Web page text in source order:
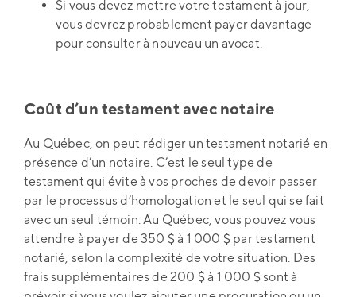
Si vous devez mettre votre testament à jour,
vous devrez probablement payer davantage
pour consulter à nouveau un avocat.
Coût d’un testament avec notaire
Au Québec, on peut rédiger un testament notarié en
présence d’un notaire. C’est le seul type de
testament qui évite à vos proches de devoir passer
par le processus d’homologation et le seul qui se fait
avec un seul témoin. Au Québec, vous pouvez vous
attendre à payer de 350 $ à 1 000 $ par testament
notarié, selon la complexité de votre situation. Des
frais supplémentaires de 200 $ à 1 000 $ sont à